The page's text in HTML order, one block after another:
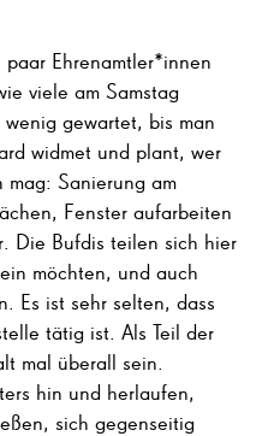
Ehrenamtler*innen
viele am Samstag
gewartet, bis man
widmet und plant, wer
Sanierung am
Fenster aufarbeiten
Die Bufdis teilen sich hier
möchten, und auch
Es ist sehr selten, dass
tätig ist. Als Teil der
mal überall sein.
hin und herlaufen,
sich gegenseitig